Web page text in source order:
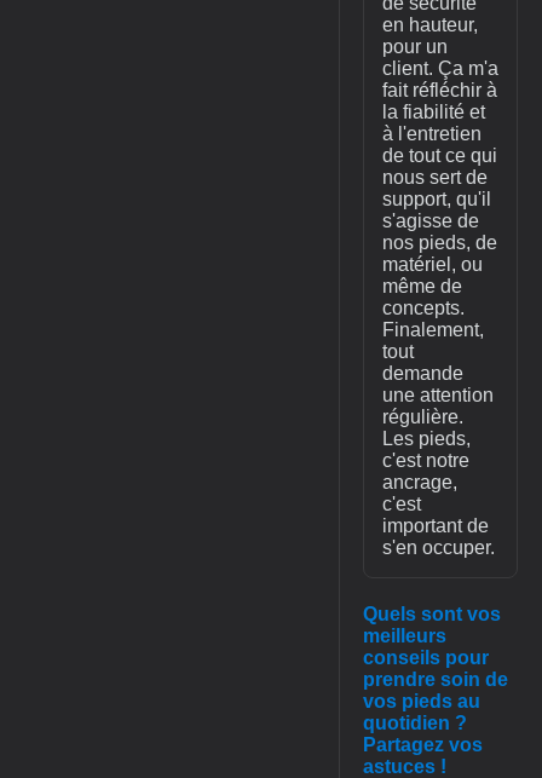
en hauteur,
pour un
client. Ça m'a
fait réfléchir à
la fiabilité et
à l'entretien
de tout ce qui
nous sert de
support, qu'il
s'agisse de
nos pieds, de
matériel, ou
même de
concepts.
Finalement,
tout
demande
une attention
régulière.
Les pieds,
c'est notre
ancrage,
c'est
important de
s'en occuper.
Quels sont vos
meilleurs
conseils pour
prendre soin de
vos pieds au
quotidien ?
Partagez vos
astuces !